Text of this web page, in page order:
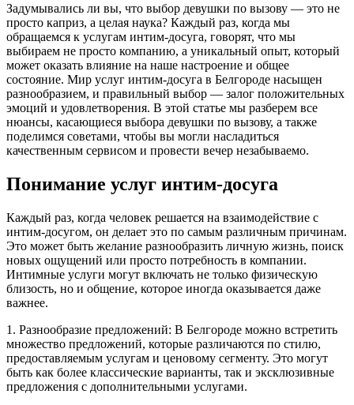
Задумывались ли вы, что выбор девушки по вызову — это не
просто каприз, а целая наука? Каждый раз, когда мы
обращаемся к услугам интим-досуга, говорят, что мы
выбираем не просто компанию, а уникальный опыт, который
может оказать влияние на наше настроение и общее
состояние. Мир услуг интим-досуга в Белгороде насыщен
разнообразием, и правильный выбор — залог положительных
эмоций и удовлетворения. В этой статье мы разберем все
нюансы, касающиеся выбора девушки по вызову, а также
поделимся советами, чтобы вы могли насладиться
качественным сервисом и провести вечер незабываемо.
Понимание услуг интим-досуга
Каждый раз, когда человек решается на взаимодействие с
интим-досугом, он делает это по самым различным причинам.
Это может быть желание разнообразить личную жизнь, поиск
новых ощущений или просто потребность в компании.
Интимные услуги могут включать не только физическую
близость, но и общение, которое иногда оказывается даже
важнее.
1. Разнообразие предложений: В Белгороде можно встретить
множество предложений, которые различаются по стилю,
предоставляемым услугам и ценовому сегменту. Это могут
быть как более классические варианты, так и эксклюзивные
предложения с дополнительными услугами.